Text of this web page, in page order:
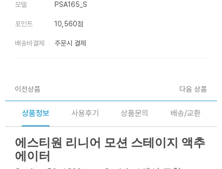
모델 PSA165_S
포인트 10,560점
배송비결제 주문시 결제
이전상품 다음 상품
상품정보 사용후기 상품문의 배송/교환
에스티원 리니어 모션 스테이지 액추
에이터